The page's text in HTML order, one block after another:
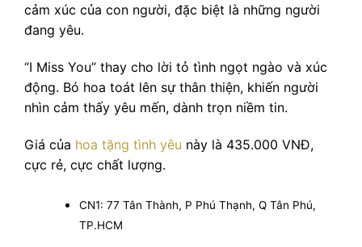
cảm xúc của con người, đặc biệt là những người
đang yêu.
“I Miss You” thay cho lời tỏ tình ngọt ngào và xúc
động. Bó hoa toát lên sự thân thiện, khiến người
nhìn cảm thấy yêu mến, dành trọn niềm tin.
Giá của hoa tặng tình yêu này là 435.000 VNĐ,
cực rẻ, cực chất lượng.
CN1: 77 Tân Thành, P Phú Thạnh, Q Tân Phú,
TP.HCM